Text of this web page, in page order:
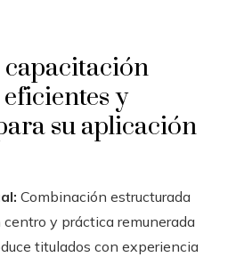
capacitación
y
su aplicación
Combinación estructurada
y práctica remunerada
titulados con experiencia